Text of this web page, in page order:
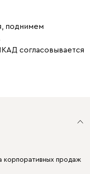
поднимем
согласовывается
корпоративных продаж